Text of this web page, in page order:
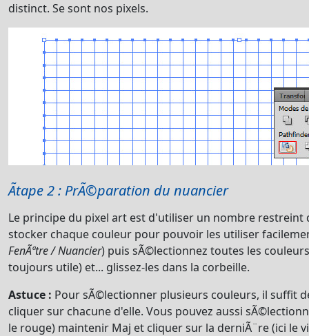
distinct. Se sont nos pixels.
Ãtape 2 : PrÃ©paration du nuancier
Le principe du pixel art est d'utiliser un nombre restreint
stocker chaque couleur pour pouvoir les utiliser
FenÃªtre / Nuancier) puis sÃ©lectionnez toutes les
toujours utile) et... glissez-les dans la corbeille.
Astuce : Pour sÃ©lectionner plusieurs couleurs, il suffit
cliquer sur chacune d'elle. Vous pouvez aussi
le rouge) maintenir Maj et cliquer sur la derniÃ¨re (ici le